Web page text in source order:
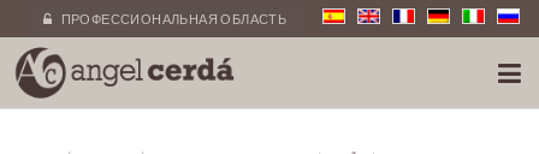
ПРОФЕССИОНАЛЬНАЯ ОБЛАСТЬ